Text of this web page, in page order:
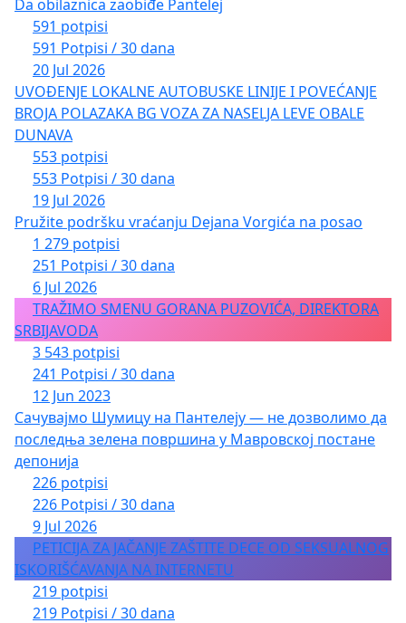
Da obilaznica zaobiđe Pantelej
591 potpisi
591 Potpisi / 30 dana
20 Jul 2026
UVOĐENJE LOKALNE AUTOBUSKE LINIJE I POVEĆANJE
BROJA POLAZAKA BG VOZA ZA NASELJA LEVE OBALE
DUNAVA
553 potpisi
553 Potpisi / 30 dana
19 Jul 2026
Pružite podršku vraćanju Dejana Vorgića na posao
1 279 potpisi
251 Potpisi / 30 dana
6 Jul 2026
TRAŽIMO SMENU GORANA PUZOVIĆA, DIREKTORA
SRBIJAVODA
3 543 potpisi
241 Potpisi / 30 dana
12 Jun 2023
Сачувајмо Шумицу на Пантелеју — не дозволимо да
последња зелена површина у Мавровској постане
депонија
226 potpisi
226 Potpisi / 30 dana
9 Jul 2026
PETICIJA ZA JAČANJE ZAŠTITE DECE OD SEKSUALNOG
ISKORIŠĆAVANJA NA INTERNETU
219 potpisi
219 Potpisi / 30 dana